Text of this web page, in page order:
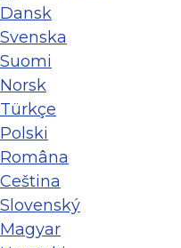
Dansk
Svenska
Suomi
Norsk
Türkçe
Polski
Româna
Ceština
Slovenský
Magyar